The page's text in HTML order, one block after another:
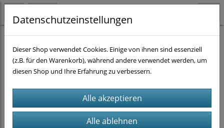
BioMasher(4)
Datenschutzeinstellungen
Dieser Shop verwendet Cookies. Einige von ihnen sind essenziell
(z.B. für den Warenkorb), während andere verwendet werden, um
diesen Shop und Ihre Erfahrung zu verbessern.